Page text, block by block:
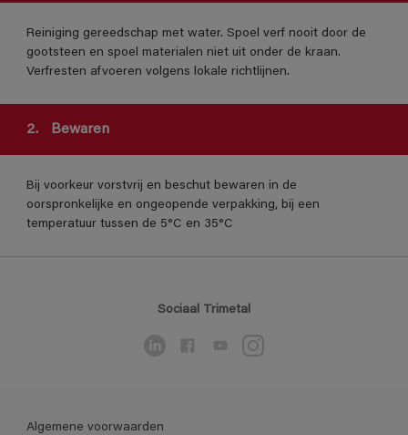
Reiniging gereedschap met water. Spoel verf nooit door de
gootsteen en spoel materialen niet uit onder de kraan.
Verfresten afvoeren volgens lokale richtlijnen.
2. Bewaren
Bij voorkeur vorstvrij en beschut bewaren in de
oorspronkelijke en ongeopende verpakking, bij een
temperatuur tussen de 5°C en 35°C
Sociaal Trimetal
Algemene voorwaarden